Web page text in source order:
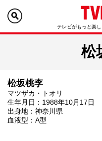
テレビがもっと楽
松
松坂桃李
マツザカ・トオリ
生年月日：1988年10月17日
出身地：神奈川県
血液型：A型